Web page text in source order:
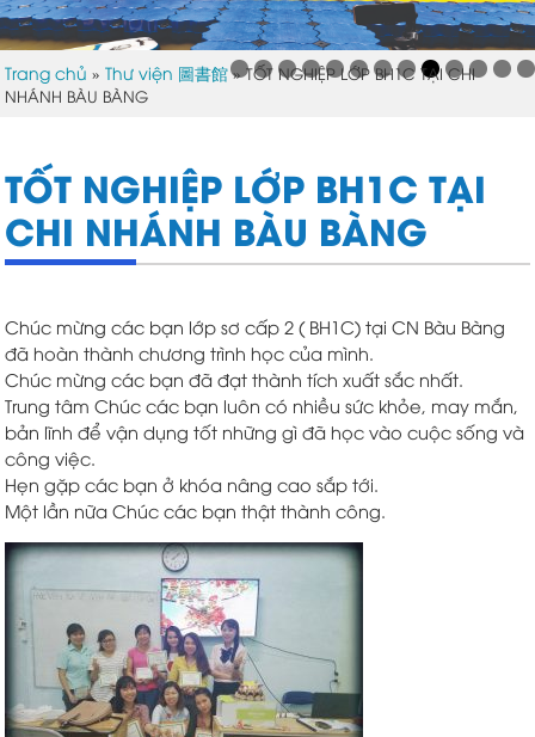
Trang chủ »Thư viện 圖書館»TỐT NGHIỆP LỚP BH1C TẠI CHI
NHÁNH BÀU BÀNG
TỐT NGHIỆP LỚP BH1C TẠI
CHI NHÁNH BÀU BÀNG
Chúc mừng các bạn lớp sơ cấp 2 ( BH1C) tại CN Bàu Bàng
đã hoàn thành chương trình học của mình.
Chúc mừng các bạn đã đạt thành tích xuất sắc nhất.
Trung tâm Chúc các bạn luôn có nhiều sức khỏe, may mắn,
bản lĩnh để vận dụng tốt những gì đã học vào cuộc sống và
công việc.
Hẹn gặp các bạn ở khóa nâng cao sắp tới.
Một lần nữa Chúc các bạn thật thành công.